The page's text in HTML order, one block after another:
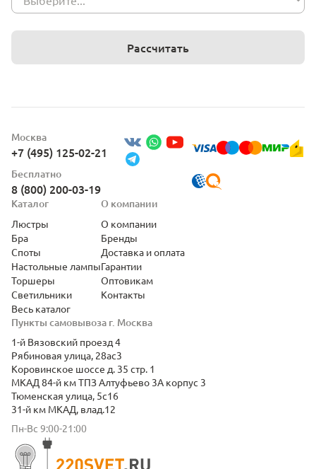
Рассчитать
Москва
+7 (495) 125-02-21
Бесплатно
8 (800) 200-03-19
Пункты самовывоза г. Москва
1-й Вязовский проезд 4
Рябиновая улица, 28ас3
Коровинское шоссе д. 35 стр. 1
МКАД 84-й км ТПЗ Алтуфьево 3А корпус 3
Тюменская улица, 5с16
31-й км МКАД, влад.12
Пн-Вс 9:00-21:00
Каталог
Люстры
Бра
Споты
Настольные лампы
Торшеры
Светильники
Весь каталог
О компании
О компании
Бренды
Доставка и оплата
Гарантии
Оптовикам
Контакты